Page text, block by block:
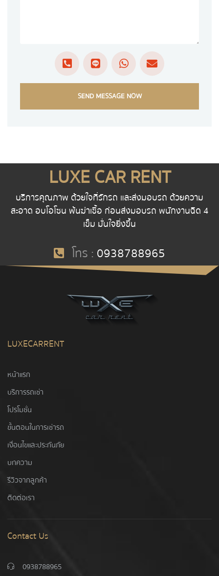
SEND MESSAGE NOW
LUXE CAR RENT
บริการคุณภาพ ด้วยใจที่รักรถ และส่งมอบรถ ด้วยความ
สะอาด อบโอโซน พ้นฆ่าเชื้อ ก่อนส่งมอบรถ พนักงานฉีด 4
เข็ม มั่นใจยิ่งขึ้น
โทร : 0938788965
LUXECARRENT
หน้าแรก
บริการรถเช่า
โปรโมชั่น
ขั้นตอนในการเช่ารถ
เงื่อนไขและประกันภัย
บทความ
รีวิวจากลูกค้า
ติดต่อเรา
Contact Us
0938788965